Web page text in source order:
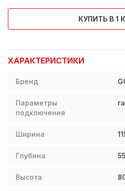
КУПИТЬ В 1
ХАРАКТЕРИСТИКИ
Бренд
Параметры
подключения
Ширина
Глубина
Высота